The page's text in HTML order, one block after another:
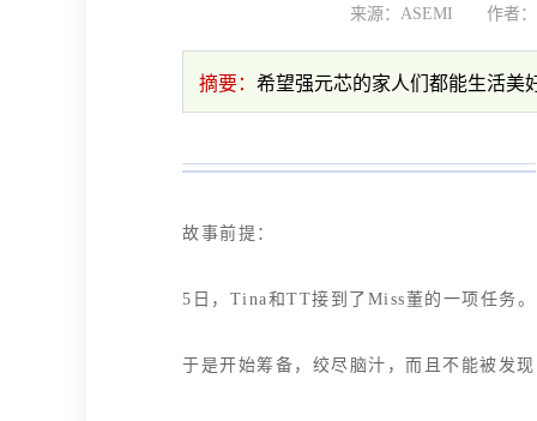
来源：ASEMI 作者
摘要： 希望强元芯的家人们都能生活美
故事前提：
5日，Tina和TT接到了Miss董的一项任务。
于是开始筹备，绞尽脑汁，而且不能被发